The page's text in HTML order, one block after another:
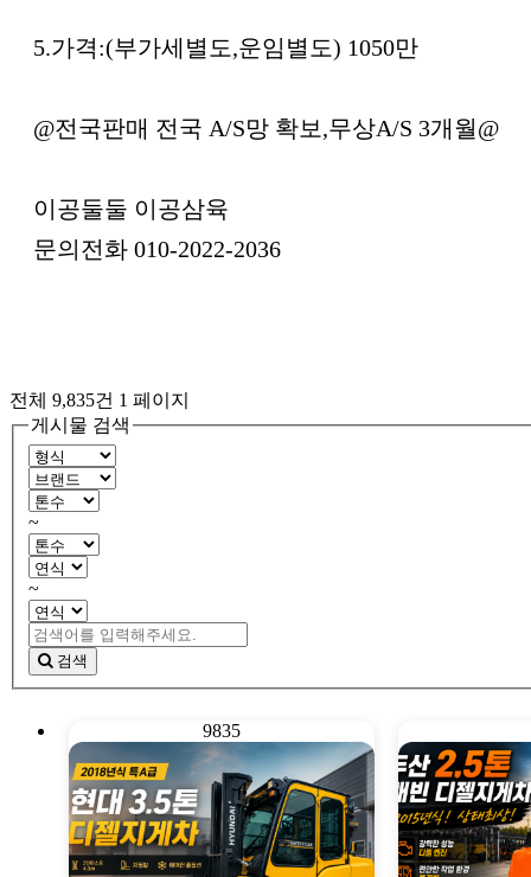
5.가격:(부가세별도,운임별도) 1050만
@전국판매 전국 A/S망 확보,무상A/S 3개월@
이공둘둘 이공삼육
문의전화 010-2022-2036
전체 9,835건 1 페이지
게시물 검색
~
~
검색
9835